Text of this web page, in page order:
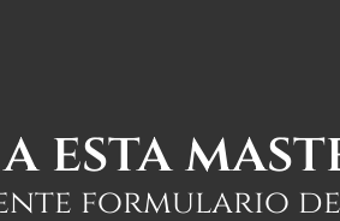
esta
formulario de